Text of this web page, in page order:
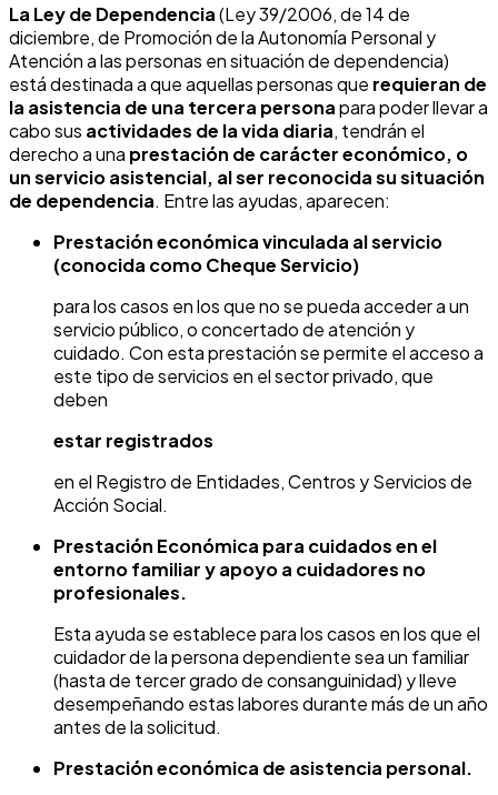
La Ley de Dependencia(Ley 39/2006, de 14 de
diciembre, de Promoción de la Autonomía Personal y
Atención a las personas en situación de dependencia)
está destinada a que aquellas personas que requieran de
la asistencia de una tercera personapara poder llevar a
cabo sus actividades de la vida diaria, tendrán el
derecho a una prestación de carácter económico, o
un servicio asistencial, al ser reconocida su situación
de dependencia. Entre las ayudas, aparecen:
Prestación económica vinculada al servicio
(conocida como Cheque Servicio)
para los casos en los que no se pueda acceder a un
servicio público, o concertado de atención y
cuidado. Con esta prestación se permite el acceso a
este tipo de servicios en el sector privado, que
deben
estar registrados
en el Registro de Entidades, Centros y Servicios de
Acción Social.
Prestación Económica para cuidados en el
entorno familiar y apoyo a cuidadores no
profesionales.
Esta ayuda se establece para los casos en los que el
cuidador de la persona dependiente sea un familiar
(hasta de tercer grado de consanguinidad) y lleve
desempeñando estas labores durante más de un año
antes de la solicitud.
Prestación económica de asistencia personal.